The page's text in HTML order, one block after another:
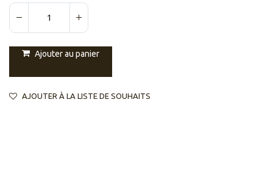
Ajouter au panier
AJOUTER À LA LISTE DE SOUHAITS